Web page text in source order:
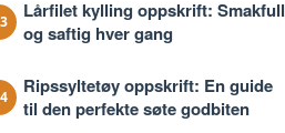
Lårfilet kylling oppskrift: Smakfull
og saftig hver gang
Ripssyltetøy oppskrift: En guide
til den perfekte søte godbiten